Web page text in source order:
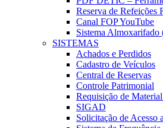
Reserva de Refeições
Canal FOP YouTube
Sistema
SISTEMAS
Achados e Perdidos
Cadastro de Veículos
Central de Reservas
Controle Patrimonial
Requisição de
SIGAD
Solicitação de Acesso